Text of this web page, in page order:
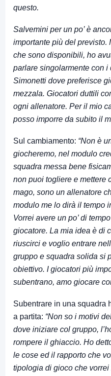
questo.
Salvemini per un po’ è
importante più del previsto.
che sono disponibili, ho
parlare singolarmente con i
Simonetti dove preferisce
mezzala. Giocatori duttili
ogni allenatore. Per il mio
posso imporre da subito il
Sul cambiamento: “Non è
giocheremo, nel modulo
squadra messa bene
non puoi togliere e mettere
mago, sono un allenatore
modulo me lo dirà il tempo
Vorrei avere un po’ di
giocatore. La mia idea è di
riuscirci e voglio entrare
gruppo e squadra solida si
obiettivo. I giocatori più
subentrano, amo giocare
Subentrare in una squadra
a partita: “Non so i motivi
dove iniziare col gruppo,
rompere il ghiaccio. Ho
le cose ed il rapporto che
tipologia di gioco che